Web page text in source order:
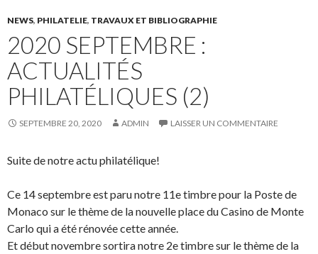
NEWS, PHILATELIE, TRAVAUX ET BIBLIOGRAPHIE
2020 SEPTEMBRE :
ACTUALITÉS
PHILATÉLIQUES (2)
SEPTEMBRE 20, 2020 ADMIN LAISSER UN COMMENTAIRE
Suite de notre actu philatélique!
Ce 14 septembre est paru notre 11e timbre pour la Poste de
Monaco sur le thème de la nouvelle place du Casino de Monte
Carlo qui a été rénovée cette année.
Et début novembre sortira notre 2e timbre sur le thème de la